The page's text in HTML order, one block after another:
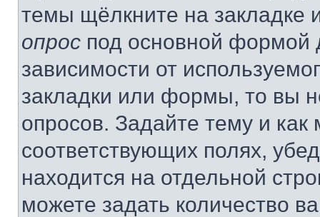
темы щёлкните на
опрос под основной формой
зависимости от
закладки или формы, то вы
опросов. Задайте тему и
соответствующих полях,
находится на отдельной
можете задать количество